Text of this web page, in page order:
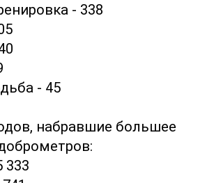
- 338
- 45
набравшие большее
333